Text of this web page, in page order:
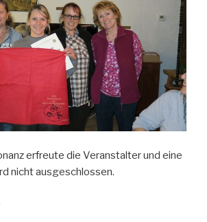
erfreute die Veranstalter und eine
nicht ausgeschlossen.